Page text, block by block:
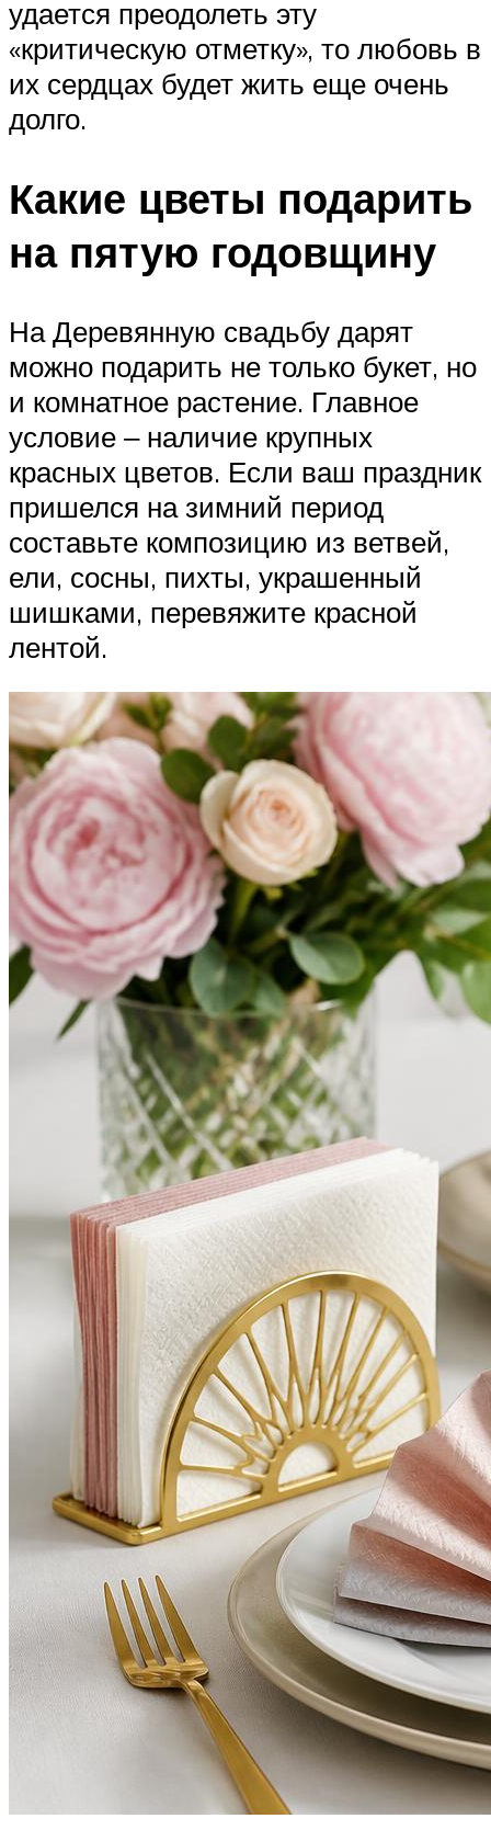
удается преодолеть эту
«критическую отметку», то любовь в
их сердцах будет жить еще очень
долго.
Какие цветы подарить
на пятую годовщину
На Деревянную свадьбу дарят
можно подарить не только букет, но
и комнатное растение. Главное
условие ‒ наличие крупных
красных цветов. Если ваш праздник
пришелся на зимний период
составьте композицию из ветвей,
ели, сосны, пихты, украшенный
шишками, перевяжите красной
лентой.